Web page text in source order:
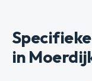
in